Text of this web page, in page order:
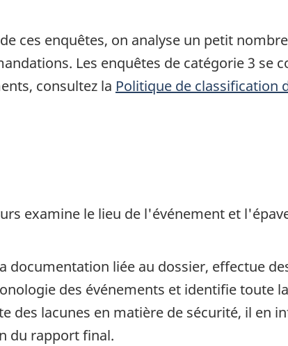
ces enquêtes, on analyse un petit
Les enquêtes de catégorie 3 se
consultez la Politique de classification
examine le lieu de l'événement et
documentation liée au dossier, effectue
des événements et identifie toute
des lacunes en matière de sécurité, il en
du rapport final.